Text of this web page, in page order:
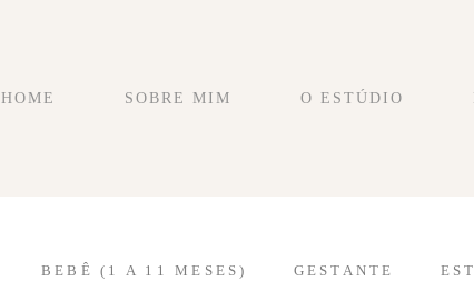
HOME SOBRE MIM O ESTÚDIO
BEBÊ (1 A 11 MESES) GESTANTE